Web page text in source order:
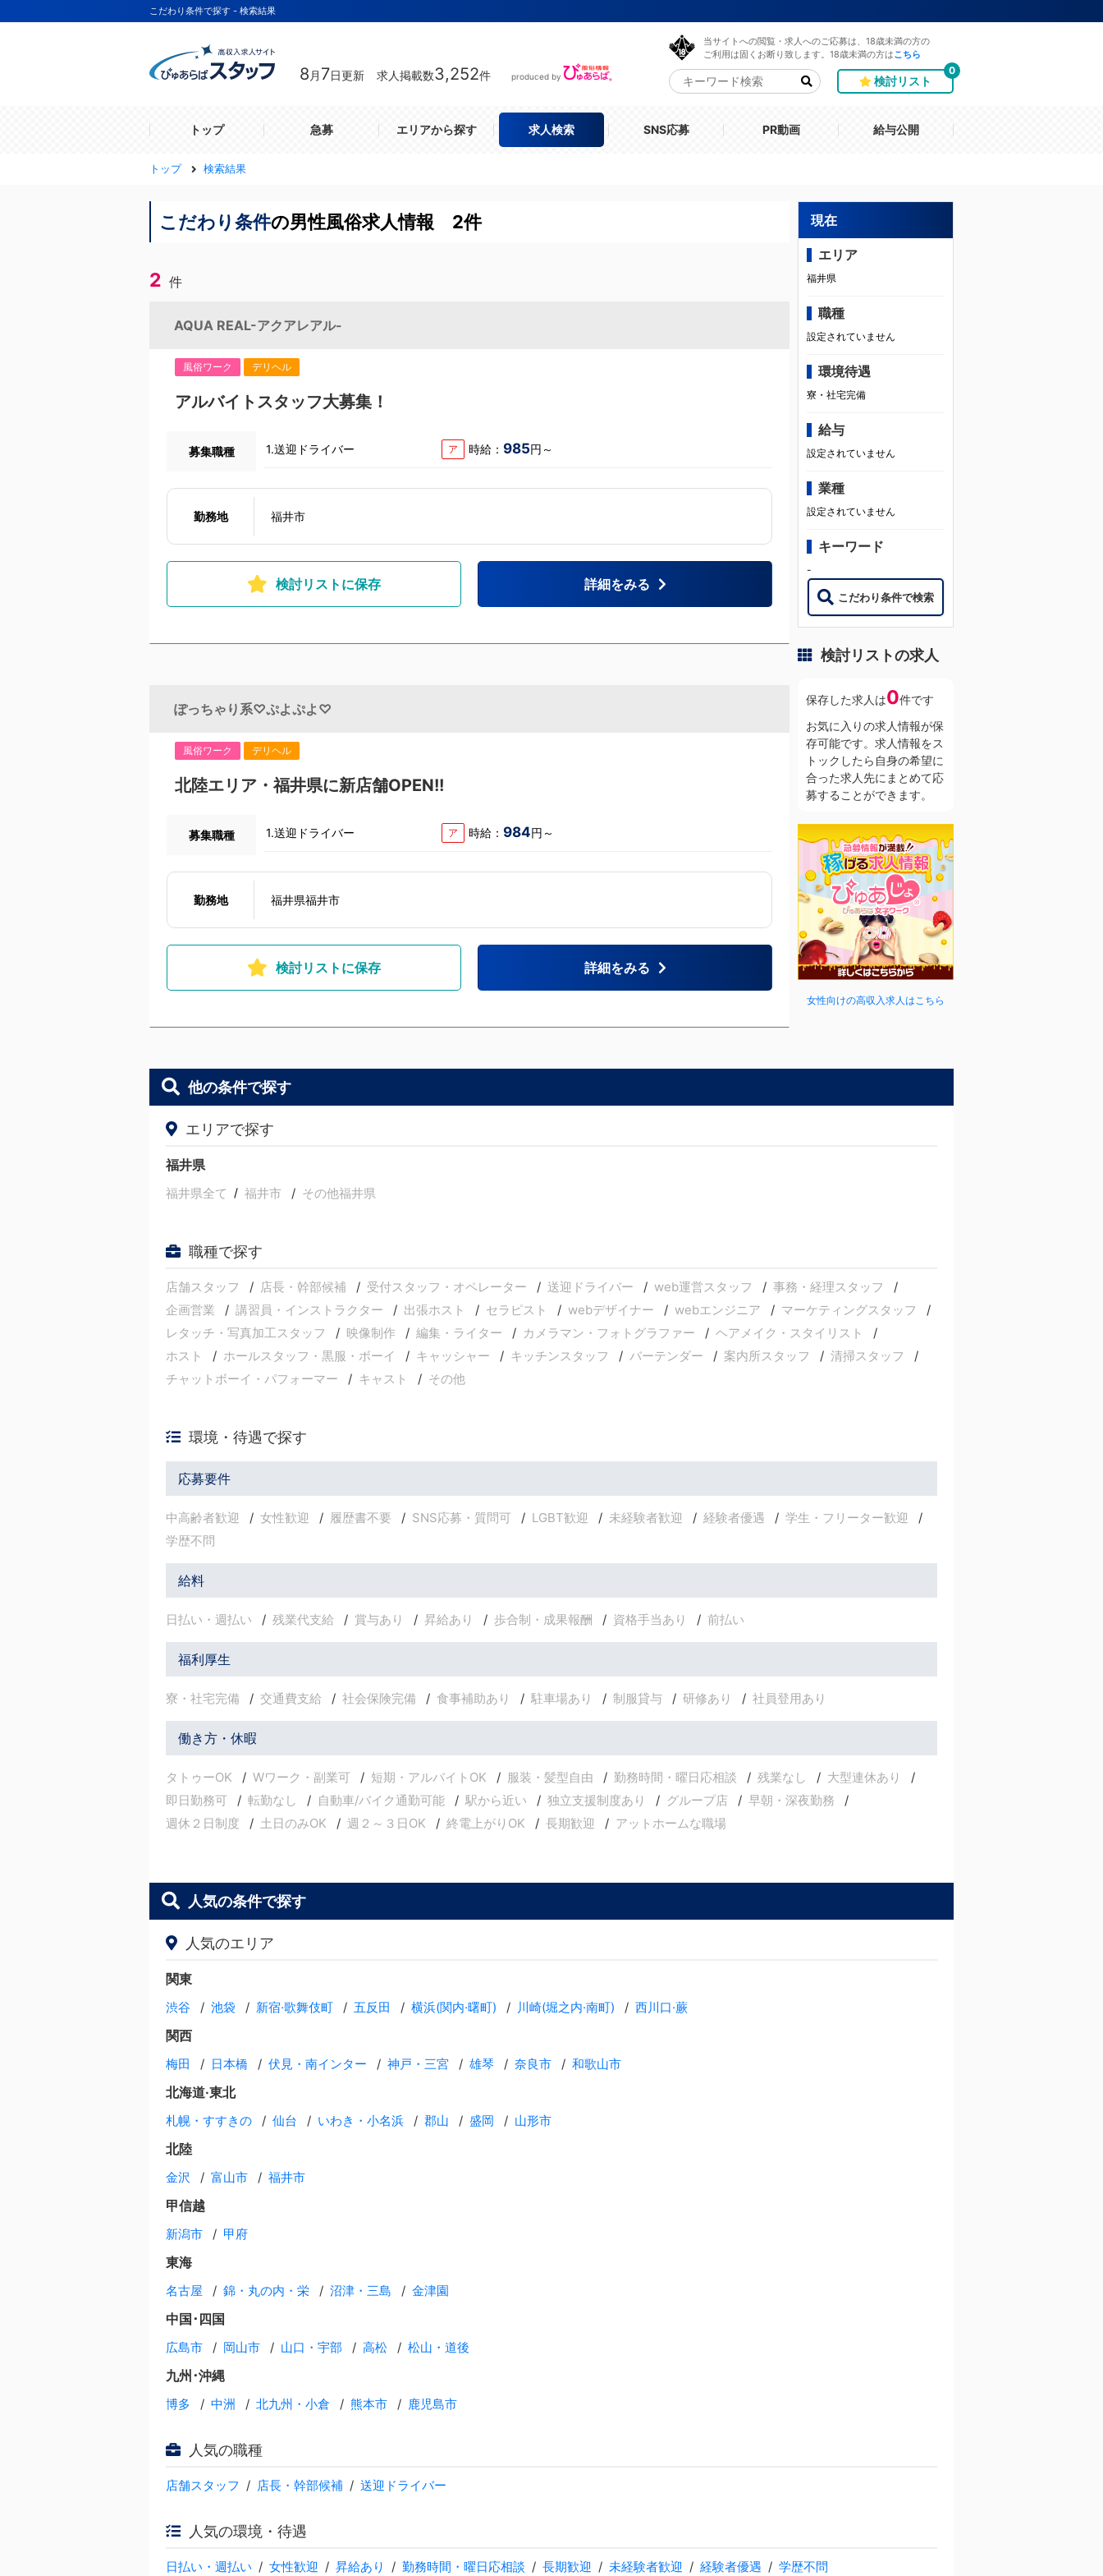
こだわり条件で探す - 検索結果
8 月 7日更新 求人掲載数3,252件 produced by
当サイトへの閲覧・求人へのご応募は、18歳未満の方の
ご利用は固くお断り致します。18歳未満の方は こちら
検討リスト
0
トップ 急募 エリアから探す 求人検索 SNS応募 PR動画 給与公開
トップ 検索結果
こだわり条件の男性風俗求人情報 2件
2 件
AQUA REAL-アクアレアル-
風俗ワーク デリヘル
アルバイトスタッフ大募集！
募集職種 1.送迎ドライバー ア 時給：985円～
勤務地 福井市
検討リストに保存 詳細をみる
ぽっちゃり系♡ぷよぷよ♡
風俗ワーク デリヘル
北陸エリア・福井県に新店舗OPEN!!
募集職種 1.送迎ドライバー ア 時給：984円～
勤務地 福井県福井市
検討リストに保存 詳細をみる
現在
エリア
福井県
職種
設定されていません
環境待遇
寮・社宅完備
給与
設定されていません
業種
設定されていません
キーワード
-
こだわり条件で検索
検討リストの求人
保存した求人は0件です
お気に入りの求人情報が保
存可能です。求人情報をス
トックしたら自身の希望に
合った求人先にまとめて応
募することができます。
女性向けの高収入求人はこちら
他の条件で探す
エリアで探す
福井県
福井県全て / 福井市 その他福井県
職種で探す
店舗スタッフ 店長・幹部候補 受付スタッフ・オペレーター 送迎ドライバー web運営スタッフ
事務・経理スタッフ
企画営業
講習員・インストラクター 出張ホスト セラピスト webデザイナー webエンジニア
マーケティングスタッフ
レタッチ・写真加工スタッフ
映像制作 編集・ライター カメラマン・フォトグラファー
ヘアメイク・スタイリスト
ホスト
ホールスタッフ・黒服・ボーイ キャッシャー キッチンスタッフ バーテンダー 案内所スタッフ
清掃スタッフ
チャットボーイ・パフォーマー
キャスト その他
環境・待遇で探す
応募要件
中高齢者歓迎 女性歓迎 履歴書不要 SNS応募・質問可 LGBT歓迎 未経験者歓迎 経験者優遇
学生・フリーター歓迎
学歴不問
給料
日払い・週払い 残業代支給 賞与あり 昇給あり 歩合制・成果報酬 資格手当あり 前払い
福利厚生
寮・社宅完備 交通費支給 社会保険完備 食事補助あり 駐車場あり 制服貸与 研修あり 社員登用あり
働き方・休暇
タトゥーOK Wワーク・副業可 短期・アルバイトOK 服装・髪型自由 勤務時間・曜日応相談 残業なし
大型連休あり
即日勤務可
転勤なし 自動車/バイク通勤可能 駅から近い 独立支援制度あり グループ店
早朝・深夜勤務
週休２日制度
土日のみOK 週２～３日OK 終電上がりOK 長期歓迎 アットホームな職場
人気の条件で探す
人気のエリア
関東
渋谷 池袋 新宿·歌舞伎町 五反田 横浜(関内·曙町) 川崎(堀之内·南町) 西川口·蕨
関西
梅田 日本橋 伏見・南インター 神戸・三宮 雄琴 奈良市 和歌山市
北海道·東北
札幌・すすきの 仙台 いわき・小名浜 郡山 盛岡 山形市
北陸
金沢 富山市 福井市
甲信越
新潟市 甲府
東海
名古屋 錦・丸の内・栄 沼津・三島 金津園
中国･四国
広島市 岡山市 山口・宇部 高松 松山・道後
九州･沖縄
博多 中洲 北九州・小倉 熊本市 鹿児島市
人気の職種
店舗スタッフ 店長・幹部候補 送迎ドライバー
人気の環境・待遇
日払い・週払い 女性歓迎 昇給あり 勤務時間・曜日応相談 長期歓迎 未経験者歓迎 経験者優遇 学歴不問